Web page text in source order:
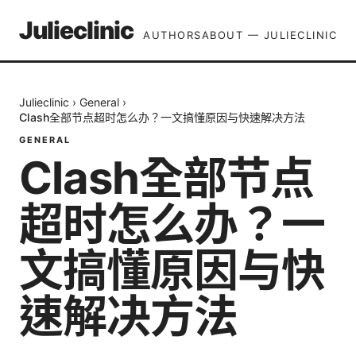
Julieclinic AUTHORSABOUT — JULIECLINIC
Julieclinic › General ›
Clash全部节点超时怎么办？一文搞懂原因与快速解决方法
GENERAL
Clash全部节点
超时怎么办？一
文搞懂原因与快
速解决方法